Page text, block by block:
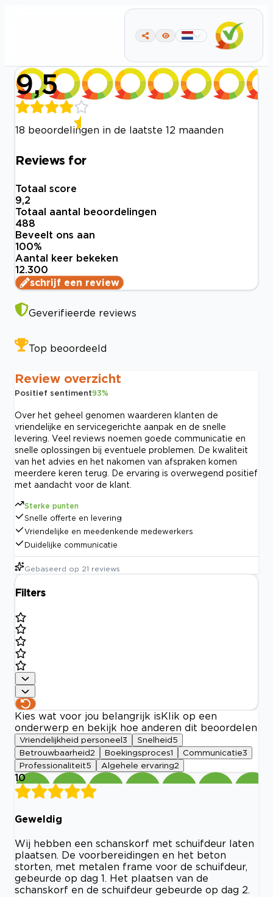
9,5
18 beoordelingen in de laatste 12 maanden
Reviews for
Totaal score
9,2
Totaal aantal beoordelingen
488
Beveelt ons aan
100%
Aantal keer bekeken
12.300
schrijf een review
Geverifieerde reviews
Top beoordeeld
Review overzicht
Positief sentiment93%
Over het geheel genomen waarderen klanten de
vriendelijke en servicegerichte aanpak en de snelle
levering. Veel reviews noemen goede communicatie en
snelle oplossingen bij eventuele problemen. De kwaliteit
van het advies en het nakomen van afspraken komen
meerdere keren terug. De ervaring is overwegend positief
met aandacht voor de klant.
Sterke punten
Snelle offerte en levering
Vriendelijke en meedenkende medewerkers
Duidelijke communicatie
Gebaseerd op 21 reviews
Filters
Kies wat voor jou belangrijk is Klik op een
onderwerp en bekijk hoe anderen dit beoordelen
Vriendelijkheid personeel 3 Snelheid 5
Betrouwbaarheid2 Boekingsproces1 Communicatie3
Professionaliteit5 Algehele ervaring2
10
Geweldig
Wij hebben een schanskorf met schuifdeur laten
plaatsen. De voorbereidingen en het beton
storten, met metalen frame voor de schuifdeur,
gebeurde op dag 1. Het plaatsen van de
schanskorf en de schuifdeur gebeurde op dag 2.